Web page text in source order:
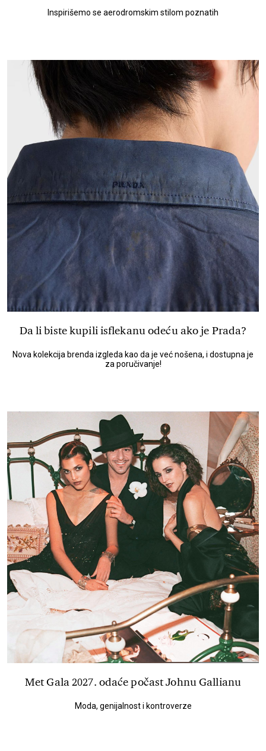
Inspirišemo se aerodromskim stilom poznatih
Da li biste kupili isflekanu odeću ako je Prada?
Nova kolekcija brenda izgleda kao da je već nošena, i dostupna je
za poručivanje!
Met Gala 2027. odaće počast Johnu Gallianu
Moda, genijalnost i kontroverze